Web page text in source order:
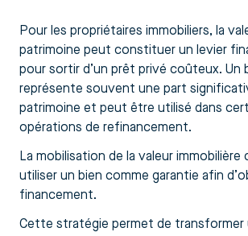
Pour les propriétaires immobiliers, la
patrimoine peut constituer un levier
pour sortir d’un prêt privé coûteux. Un
représente souvent une part
patrimoine et peut être utilisé dans
opérations de refinancement.
La mobilisation de la valeur immobilière
utiliser un bien comme garantie afin
financement.
Cette stratégie permet de transformer